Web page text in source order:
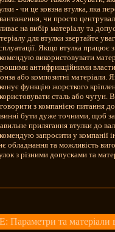
- чи це ковзна втулка, яка
чи просто
на вибір матеріалу та
для втулки звертайте
Якщо втулка працює
використовувати
антифрикційними
або композитні матеріали.
функцію жорсткого
сталь або чугун.
з компанією питання
бути дуже точними, щоб
прилягання втулки до
запросити у компанії
обладнання та можливість
з різними допусками та
Параметри та матеріали